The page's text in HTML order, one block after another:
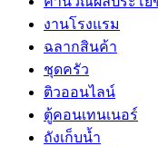
งานโรงแรม
ฉลากสินค้า
ชุดครัว
ติวออนไลน์
ตู้คอนเทนเนอร์
ถังเก็บน้ำ